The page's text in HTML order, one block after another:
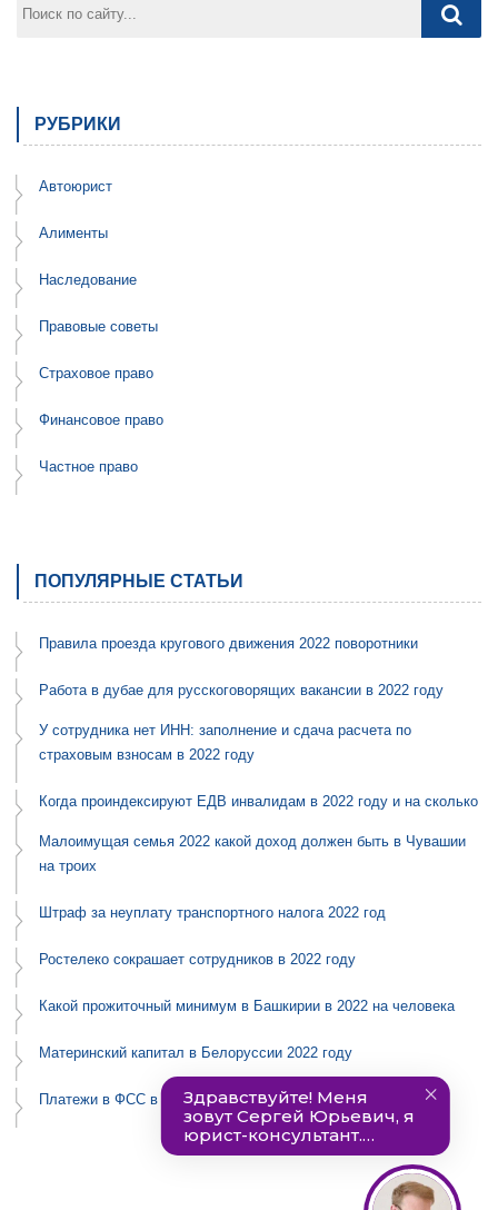
РУБРИКИ
Автоюрист
Алименты
Наследование
Правовые советы
Страховое право
Финансовое право
Частное право
ПОПУЛЯРНЫЕ СТАТЬИ
Правила проезда кругового движения 2022 поворотники
Работа в дубае для русскоговорящих вакансии в 2022 году
У сотрудника нет ИНН: заполнение и сдача расчета по
страховым взносам в 2022 году
Когда проиндексируют ЕДВ инвалидам в 2022 году и на сколько
Малоимущая семья 2022 какой доход должен быть в Чувашии
на троих
Штраф за неуплату транспортного налога 2022 год
Ростелеко сокрашает сотрудников в 2022 году
Какой прожиточный минимум в Башкирии в 2022 на человека
Материнский капитал в Белоруссии 2022 году
Платежи в ФСС в 2022 году реквизиты Москва